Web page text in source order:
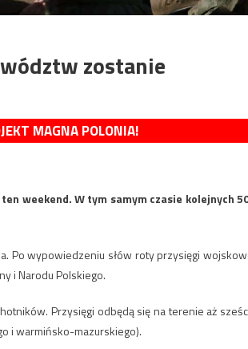
zostanie
MAGNA POLONIA!
weekend. W tym samym czasie kolejnych
Po wypowiedzeniu słów roty przysięgi
i Narodu Polskiego.
Przysięgi odbędą się na terenie aż
i warmińsko-mazurskiego).